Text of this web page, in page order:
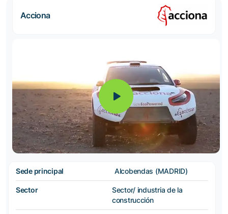
Acciona
Sede principal Alcobendas (MADRID)
Sector
Sector/ industria de la
construcción